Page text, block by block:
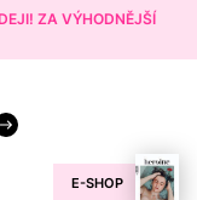
ZA VÝHODNĚJŠÍ
E-SHOP